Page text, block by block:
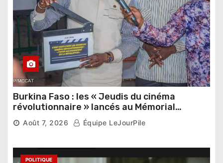
Burkina Faso : les « Jeudis du cinéma
révolutionnaire » lancés au Mémorial
Thomas Sankara
Août 7, 2026 Équipe LeJourPile
POLITIQUE